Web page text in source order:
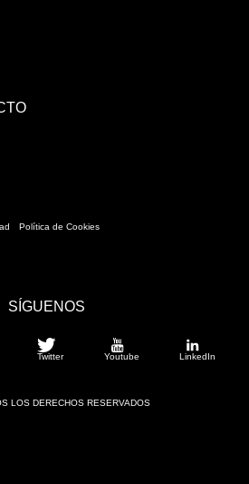
Política de Cookies
SÍGUENOS
Twitter Youtube LinkedIn
LOS DERECHOS RESERVADOS